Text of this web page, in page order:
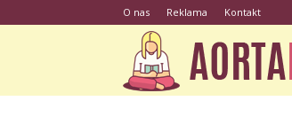
O nas Reklama Kontakt